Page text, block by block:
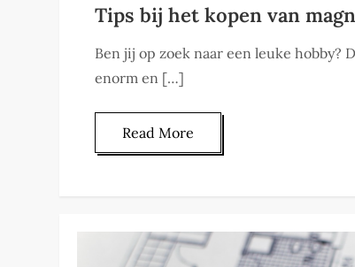
Tips bij het kopen van
Ben jij op zoek naar een leuke hobby?
enorm en […]
Read More